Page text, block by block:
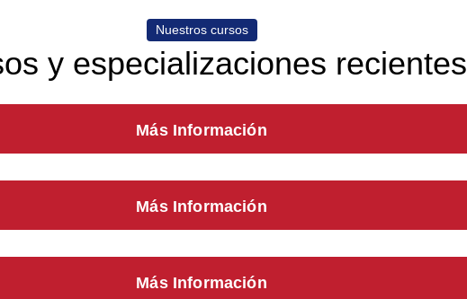
Nuestros cursos
y especializaciones recientes
Más Información
Más Información
Más Información